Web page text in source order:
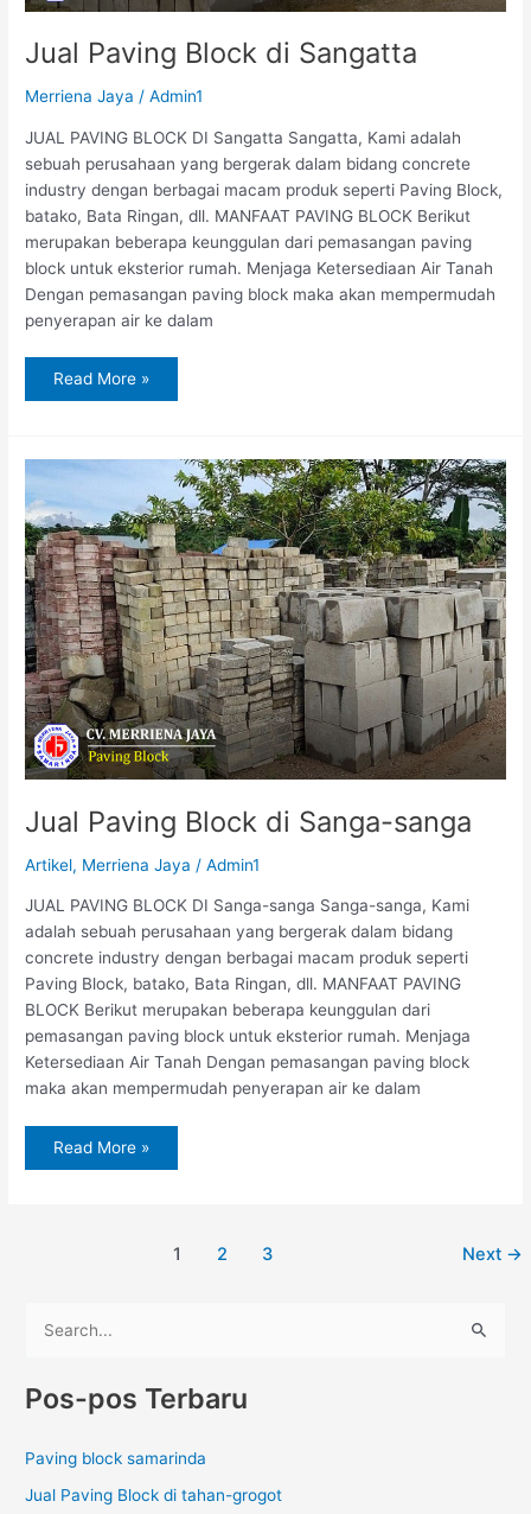
Jual Paving Block di Sangatta
Merriena Jaya /Admin1
JUAL PAVING BLOCK DI Sangatta Sangatta, Kami adalah
sebuah perusahaan yang bergerak dalam bidang concrete
industry dengan berbagai macam produk seperti Paving Block,
batako, Bata Ringan, dll. MANFAAT PAVING BLOCK Berikut
merupakan beberapa keunggulan dari pemasangan paving
block untuk eksterior rumah. Menjaga Ketersediaan Air Tanah
Dengan pemasangan paving block maka akan mempermudah
penyerapan air ke dalam
Read More »
Jual Paving Block di Sanga-sanga
Artikel, Merriena Jaya /Admin1
JUAL PAVING BLOCK DI Sanga-sanga Sanga-sanga, Kami
adalah sebuah perusahaan yang bergerak dalam bidang
concrete industry dengan berbagai macam produk seperti
Paving Block, batako, Bata Ringan, dll. MANFAAT PAVING
BLOCK Berikut merupakan beberapa keunggulan dari
pemasangan paving block untuk eksterior rumah. Menjaga
Ketersediaan Air Tanah Dengan pemasangan paving block
maka akan mempermudah penyerapan air ke dalam
Jual
di
Sanga-
sanga
Read More »
1 2 3 Next →
r
u
n
Pos-pos Terbaru
Paving block samarinda
Jual Paving Block di tahan-grogot